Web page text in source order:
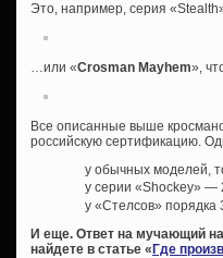
Это, например, серия
…или «Crosman Mayhem»,
Все описанные выше
российскую сертификацию.
у обычных моделей,
у серии «Shockey» —
у «Стелсов»
И еще. Ответ на мучающий
найдете в статье «Где